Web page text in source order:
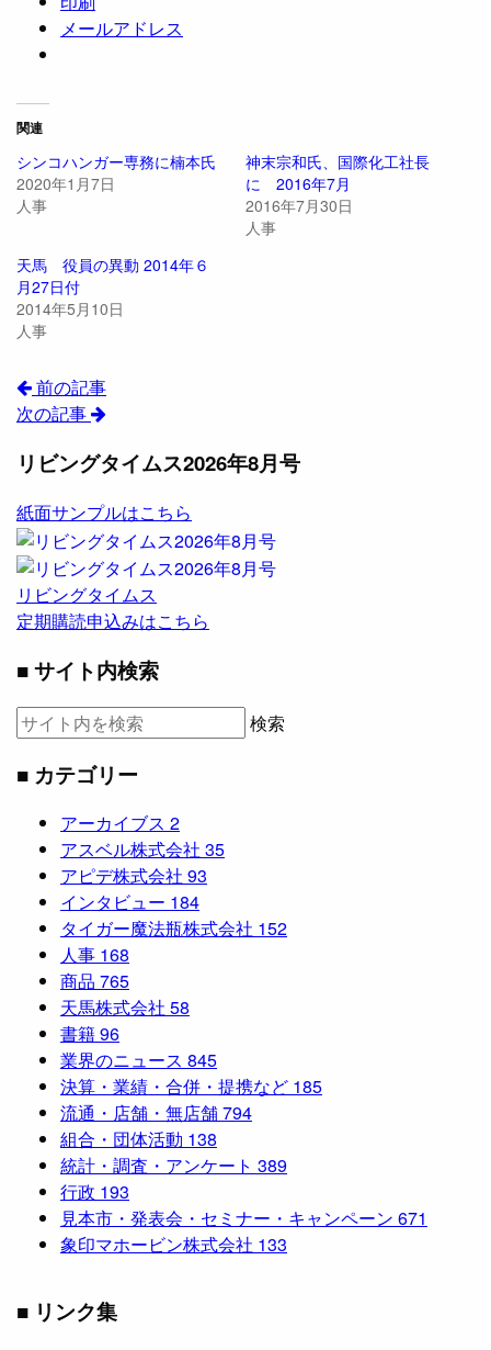
メールアドレス
関連
シンコハンガー専務に楠本氏
2020年1月7日
人事
神末宗和氏、国際化工社長
に 2016年7月
2016年7月30日
人事
天馬 役員の異動 2014年６
月27日付
2014年5月10日
人事
前の記事
次の記事
リビングタイムス2026年8月号
紙面サンプルはこちら
リビングタイムス
定期購読申込みはこちら
■ サイト内検索
検索
■ カテゴリー
アーカイブス 2
アスベル株式会社 35
アピデ株式会社 93
インタビュー 184
タイガー魔法瓶株式会社 152
人事 168
商品 765
天馬株式会社 58
書籍96
業界のニュース 845
決算・業績・合併・提携など 185
流通・店舗・無店舗794
組合・団体活動 138
統計・調査・アンケート 389
行政 193
見本市・発表会・セミナー・キャンペーン 671
象印マホービン株式会社 133
■ リンク集